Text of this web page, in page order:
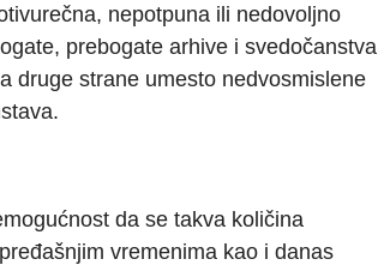
nepotpuna ili nedovoljno
prebogate arhive i svedočanstva
druge strane umesto nedvosmislene
da se takva količina
vremenima kao i danas